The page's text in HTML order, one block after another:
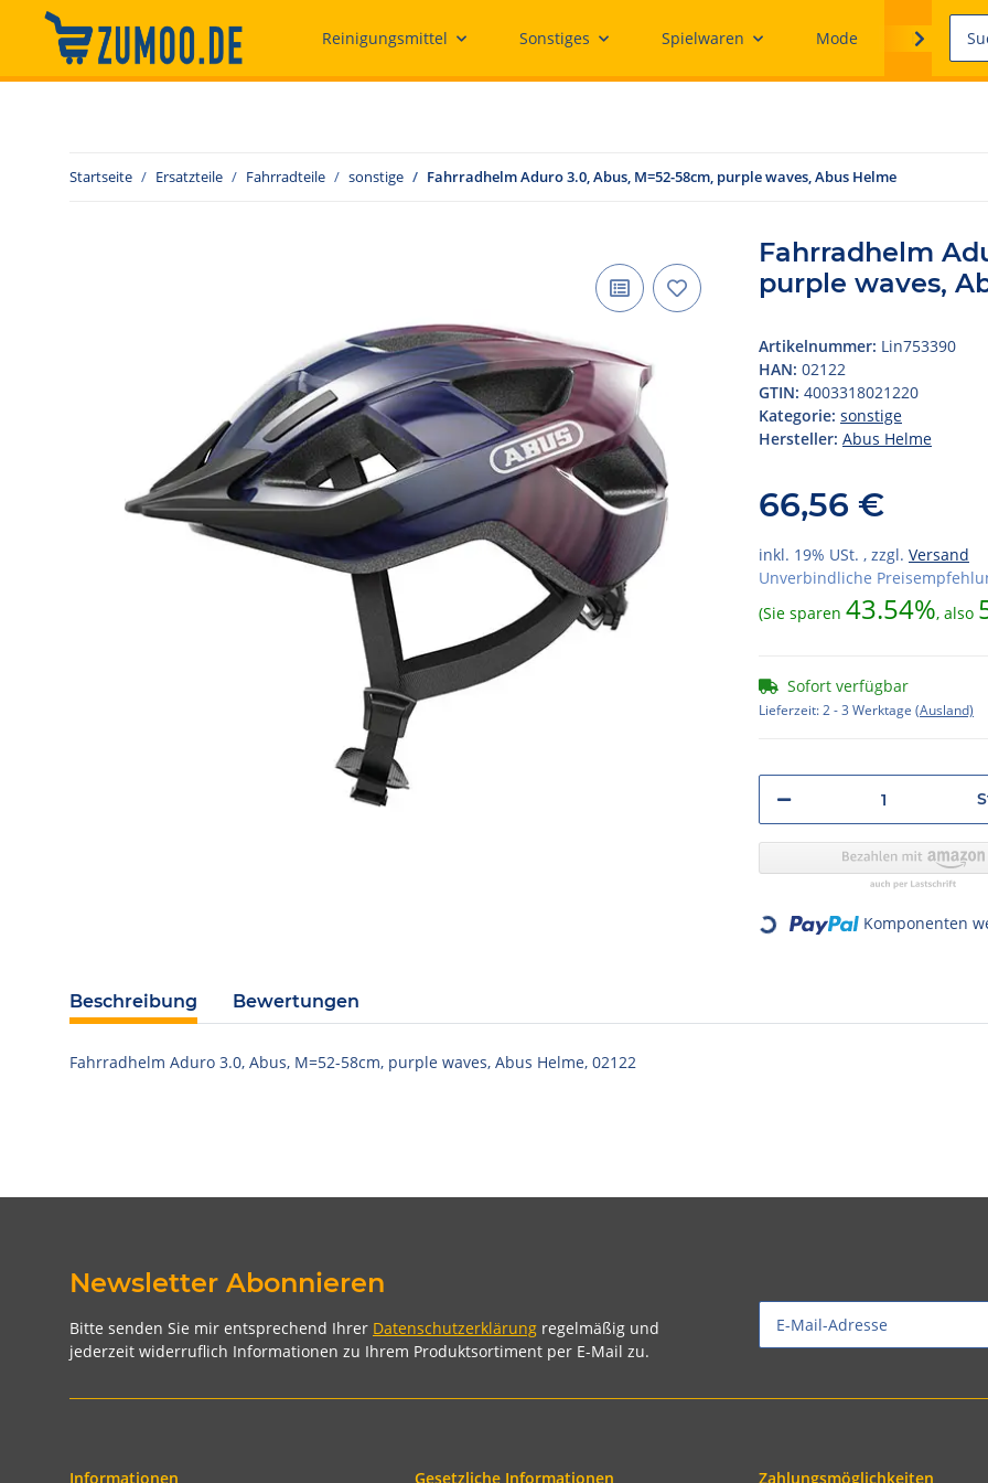
Reinigungsmittel Sonstiges Spielwaren Mode Ersatzteile
Startseite Ersatzteile Fahrradteile sonstige Fahrradhelm Aduro 3.0, Abus, M=52-58cm, purple waves, Abus Helme
Fahrradhelm
purple waves,
Artikelnummer: Lin753390
HAN: 02122
GTIN: 4003318021220
Kategorie: sonstige
Hersteller: Abus Helme
66,56 €
inkl. 19% USt. , zzgl. Versand
Unverbindliche
(Sie sparen 43.54%, also
Sofort verfügbar
Lieferzeit:2 - 3 Werktage (Ausland)
Loading... Komponenten
Beschreibung Bewertungen
Fahrradhelm Aduro 3.0, Abus, M=52-58cm, purple waves, Abus Helme, 02122
Newsletter Abonnieren
Bitte senden Sie mir entsprechend Ihrer Datenschutzerklärung regelmäßig und
jederzeit widerruflich Informationen zu Ihrem Produktsortiment per E-Mail zu.
Informationen Gesetzliche Informationen Zahlungsmöglichkeiten